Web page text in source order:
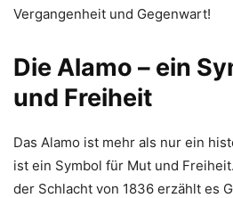
Vergangenheit und Gegenwart!
Die Alamo – ein
und Freiheit
Das Alamo ist mehr als nur ein
ist ein Symbol für Mut und
der Schlacht von 1836 erzählt es